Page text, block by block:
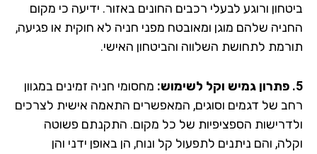
ורוגע לבעלי רכבים החונים באזור. ידיעה כי מקום
שלהם מוגן ומאובטח מפני חניה לא חוקית או פגיעה,
לתחושת השלווה והביטחון האישי.
מחסומי חניה זמינים במגוון
של דגמים וסוגים, המאפשרים התאמה אישית לצרכים
הספציפיות של כל מקום. התקנתם פשוטה
והם ניתנים לתפעול קל ונוח, הן באופן ידני והן